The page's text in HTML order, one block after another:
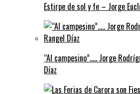
Estirpe de sol y fe – Jorge
“Al campesino”….. Jorge
Díaz